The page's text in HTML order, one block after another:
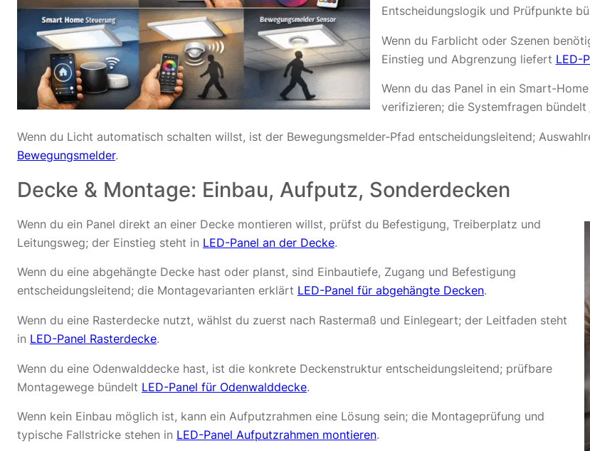
Entscheidungslogik und Prüfpunkte
Wenn du Farblicht oder Szenen
Einstieg und Abgrenzung liefert LED-
Wenn du das Panel in ein Smart-
verifizieren; die Systemfragen bündelt
Wenn du Licht automatisch schalten willst, ist der Bewegungsmelder-Pfad entscheidungsleitend;
Bewegungsmelder.
Decke & Montage: Einbau, Aufputz, Sonderdecken
Wenn du ein Panel direkt an einer Decke montieren willst, prüfst du Befestigung, Treiberplatz und
Leitungsweg; der Einstieg steht in LED-Panel an der Decke.
Wenn du eine abgehängte Decke hast oder planst, sind Einbautiefe, Zugang und Befestigung
entscheidungsleitend; die Montagevarianten erklärt LED-Panel für abgehängte Decken.
Wenn du eine Rasterdecke nutzt, wählst du zuerst nach Rastermaß und Einlegeart; der Leitfaden steht
in LED-Panel Rasterdecke.
Wenn du eine Odenwalddecke hast, ist die konkrete Deckenstruktur entscheidungsleitend; prüfbare
Montagewege bündelt LED-Panel für Odenwalddecke.
Wenn kein Einbau möglich ist, kann ein Aufputzrahmen eine Lösung sein; die Montageprüfung und
typische Fallstricke stehen in LED-Panel Aufputzrahmen montieren.